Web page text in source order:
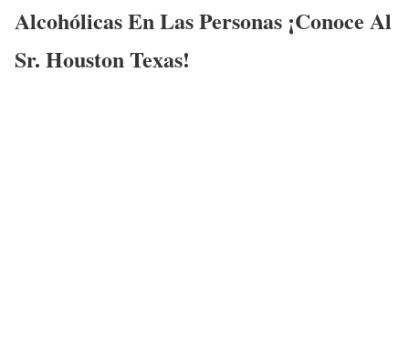
Alcohólicas En Las Personas ¡Conoce Al
Sr. Houston Texas!